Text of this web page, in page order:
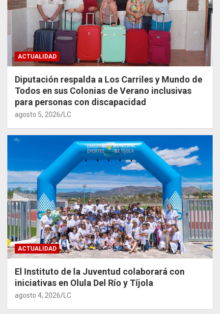
ACTUALIDAD
Diputación respalda a Los Carriles y Mundo de
Todos en sus Colonias de Verano inclusivas
para personas con discapacidad
agosto 5, 2026 LC
ACTUALIDAD
El Instituto de la Juventud colaborará con
iniciativas en Olula Del Río y Tíjola
agosto 4, 2026 LC